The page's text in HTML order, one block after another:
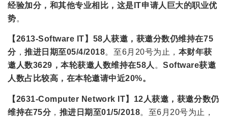
经验加分，和其他专业相比，这是IT申请人巨大的职业优
势。
【2613-Software IT】 58人获邀 ， 获邀分数仍维持在75
分，推进日期至05/4/2018。至6月20号为止， 本财年获
邀人数3629，本轮获邀人数维持在58人 。Software获邀
人数占比较高，在本轮邀请中近20%。
【2631-Computer Network IT】 12人获邀 ， 获邀分数仍
维持在75分， 推进日期至01/5/2018。至6月20号为止，